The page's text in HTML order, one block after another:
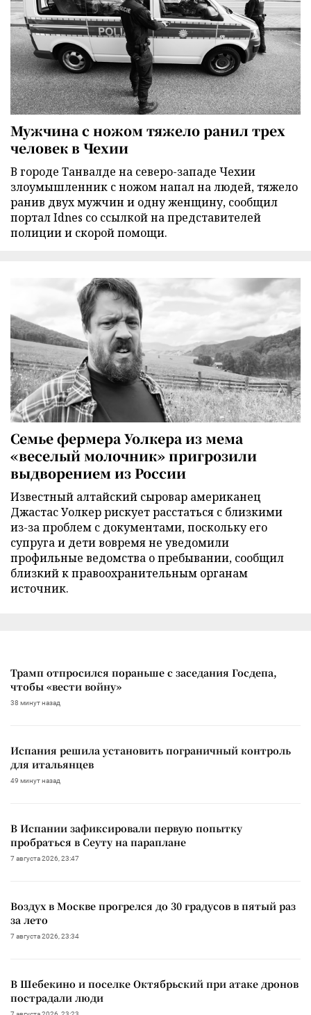
Мужчина с ножом тяжело ранил трех
человек в Чехии
В городе Танвалде на северо-западе Чехии
злоумышленник с ножом напал на людей, тяжело
ранив двух мужчин и одну женщину, сообщил
портал Idnes со ссылкой на представителей
полиции и скорой помощи.
Семье фермера Уолкера из мема
«веселый молочник» пригрозили
выдворением из России
Известный алтайский сыровар американец
Джастас Уолкер рискует расстаться с близкими
из-за проблем с документами, поскольку его
супруга и дети вовремя не уведомили
профильные ведомства о пребывании, сообщил
близкий к правоохранительным органам
источник.
Трамп отпросился пораньше с заседания Госдепа,
чтобы «вести войну»
38 минут назад
Испания решила установить пограничный контроль
для итальянцев
49 минут назад
В Испании зафиксировали первую попытку
пробраться в Сеуту на параплане
7 августа 2026, 23:47
Воздух в Москве прогрелся до 30 градусов в пятый раз
за лето
7 августа 2026, 23:34
В Шебекино и поселке Октябрьский при атаке дронов
пострадали люди